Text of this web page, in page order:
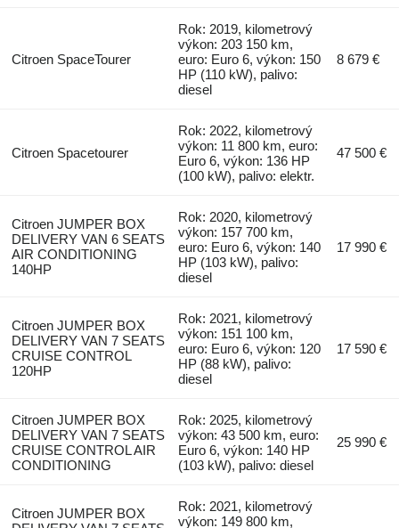
Citroen SpaceTourer
Rok: 2019, kilometrový
výkon: 203 150 km,
euro: Euro 6, výkon: 150
HP (110 kW), palivo:
diesel
8 679 €
Citroen Spacetourer
Rok: 2022, kilometrový
výkon: 11 800 km, euro:
Euro 6, výkon: 136 HP
(100 kW), palivo: elektr.
47 500 €
Citroen JUMPER BOX
DELIVERY VAN 6 SEATS
AIR CONDITIONING
140HP
Rok: 2020, kilometrový
výkon: 157 700 km,
euro: Euro 6, výkon: 140
HP (103 kW), palivo:
diesel
17 990 €
Citroen JUMPER BOX
DELIVERY VAN 7 SEATS
CRUISE CONTROL
120HP
Rok: 2021, kilometrový
výkon: 151 100 km,
euro: Euro 6, výkon: 120
HP (88 kW), palivo:
diesel
17 590 €
Citroen JUMPER BOX
DELIVERY VAN 7 SEATS
CRUISE CONTROL AIR
CONDITIONING
Rok: 2025, kilometrový
výkon: 43 500 km, euro:
Euro 6, výkon: 140 HP
(103 kW), palivo: diesel
25 990 €
Citroen JUMPER BOX
Rok: 2021, kilometrový
výkon: 149 800 km,